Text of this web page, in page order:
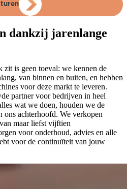
dankzij jarenlange
is geen toeval: we kennen de
van binnen en buiten, en hebben
voor deze markt te leveren.
partner voor bedrijven in heel
wat we doen, houden we de
ons achterhoofd. We verkopen
maar liefst vijftien
voor onderhoud, advies en alle
voor de continuïteit van jouw